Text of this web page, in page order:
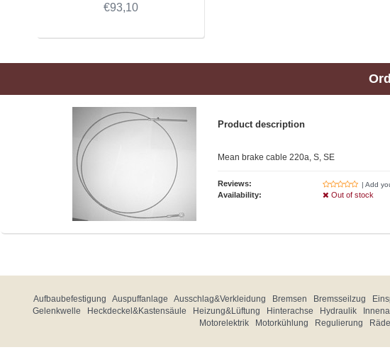
€93,10
Product description
Mean brake cable 220a, S, SE
Reviews: | Add
Availability: Out of stock
Aufbaubefestigung Auspuffanlage Ausschlag&Verkleidung Bremsen Bremsseilzug
Gelenkwelle
Heckdeckel&Kastensäule Heizung&Lüftung Hinterachse Hydraulik
Motorelektrik
Motorkühlung Regulierung